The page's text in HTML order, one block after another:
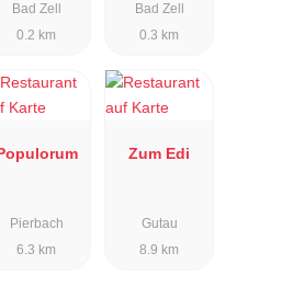
Bad Zell
0.2 km
Bad Zell
0.3 km
Pierbach
6.3 km
Zum Edi
Gutau
8.9 km